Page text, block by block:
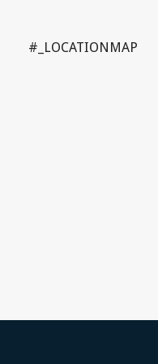
#_LOCATIONMAP